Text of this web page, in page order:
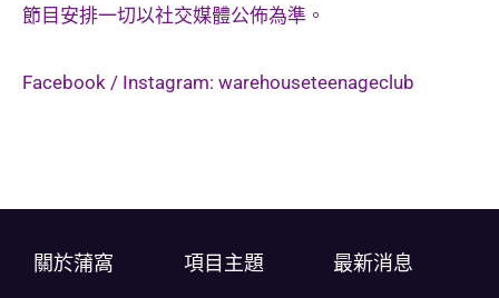
節目安排一切以社交媒體公佈為準。
Facebook / Instagram: warehouseteenageclub
關於蒲窩​ 項目主題 最新消息